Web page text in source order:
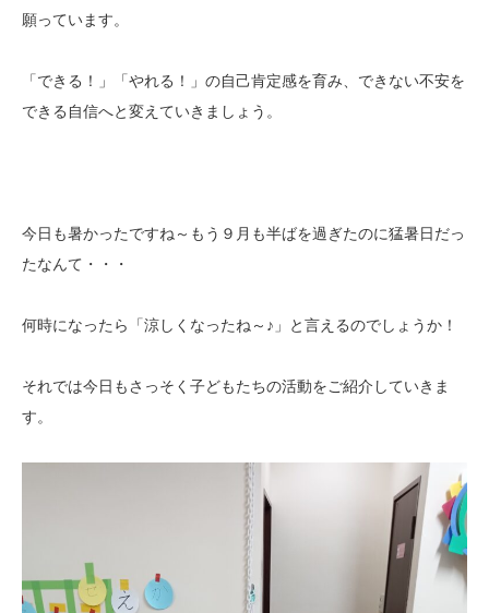
願っています。
「できる！」「やれる！」の自己肯定感を育み、できない不安を
できる自信へと変えていきましょう。
今日も暑かったですね～もう９月も半ばを過ぎたのに猛暑日だっ
たなんて・・・
何時になったら「涼しくなったね～♪」と言えるのでしょうか！
それでは今日もさっそく子どもたちの活動をご紹介していきま
す。